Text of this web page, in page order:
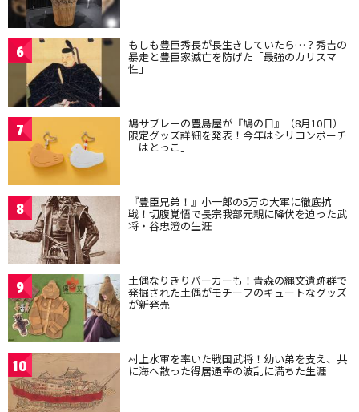
6 もしも豊臣秀長が長生きしていたら…？秀吉の
暴走と豊臣家滅亡を防げた「最強のカリスマ
性」
7 鳩サブレーの豊島屋が『鳩の日』（8月10日）
限定グッズ詳細を発表！今年はシリコンポーチ
「はとっこ」
8 『豊臣兄弟！』小一郎の5万の大軍に徹底抗
戦！切腹覚悟で長宗我部元親に降伏を迫った武
将・谷忠澄の生涯
9 土偶なりきりパーカーも！青森の縄文遺跡群で
発掘された土偶がモチーフのキュートなグッズ
が新発売
10 村上水軍を率いた戦国武将！幼い弟を支え、共
に海へ散った得居通幸の波乱に満ちた生涯